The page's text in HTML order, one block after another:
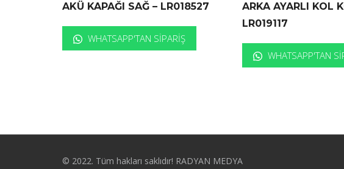
AKÜ KAPAĞI SAĞ – LR018527
WHATSAPP'TAN SIPARIŞ
ARKA AYARLI KOL
LR019117
WHATSAPP'TAN
© 2022. Tüm hakları saklıdır! RADYAN MEDYA